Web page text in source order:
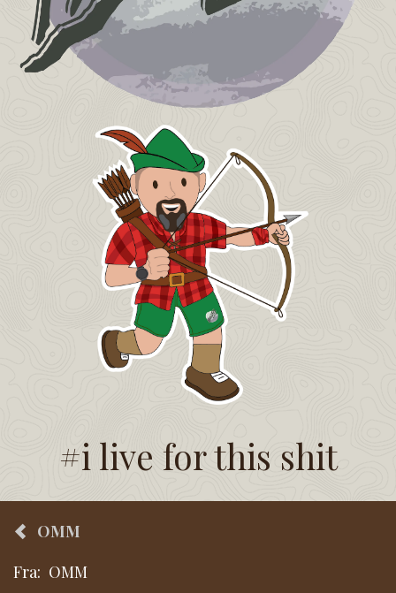
#i live for this shit
OMM
Fra: OMM